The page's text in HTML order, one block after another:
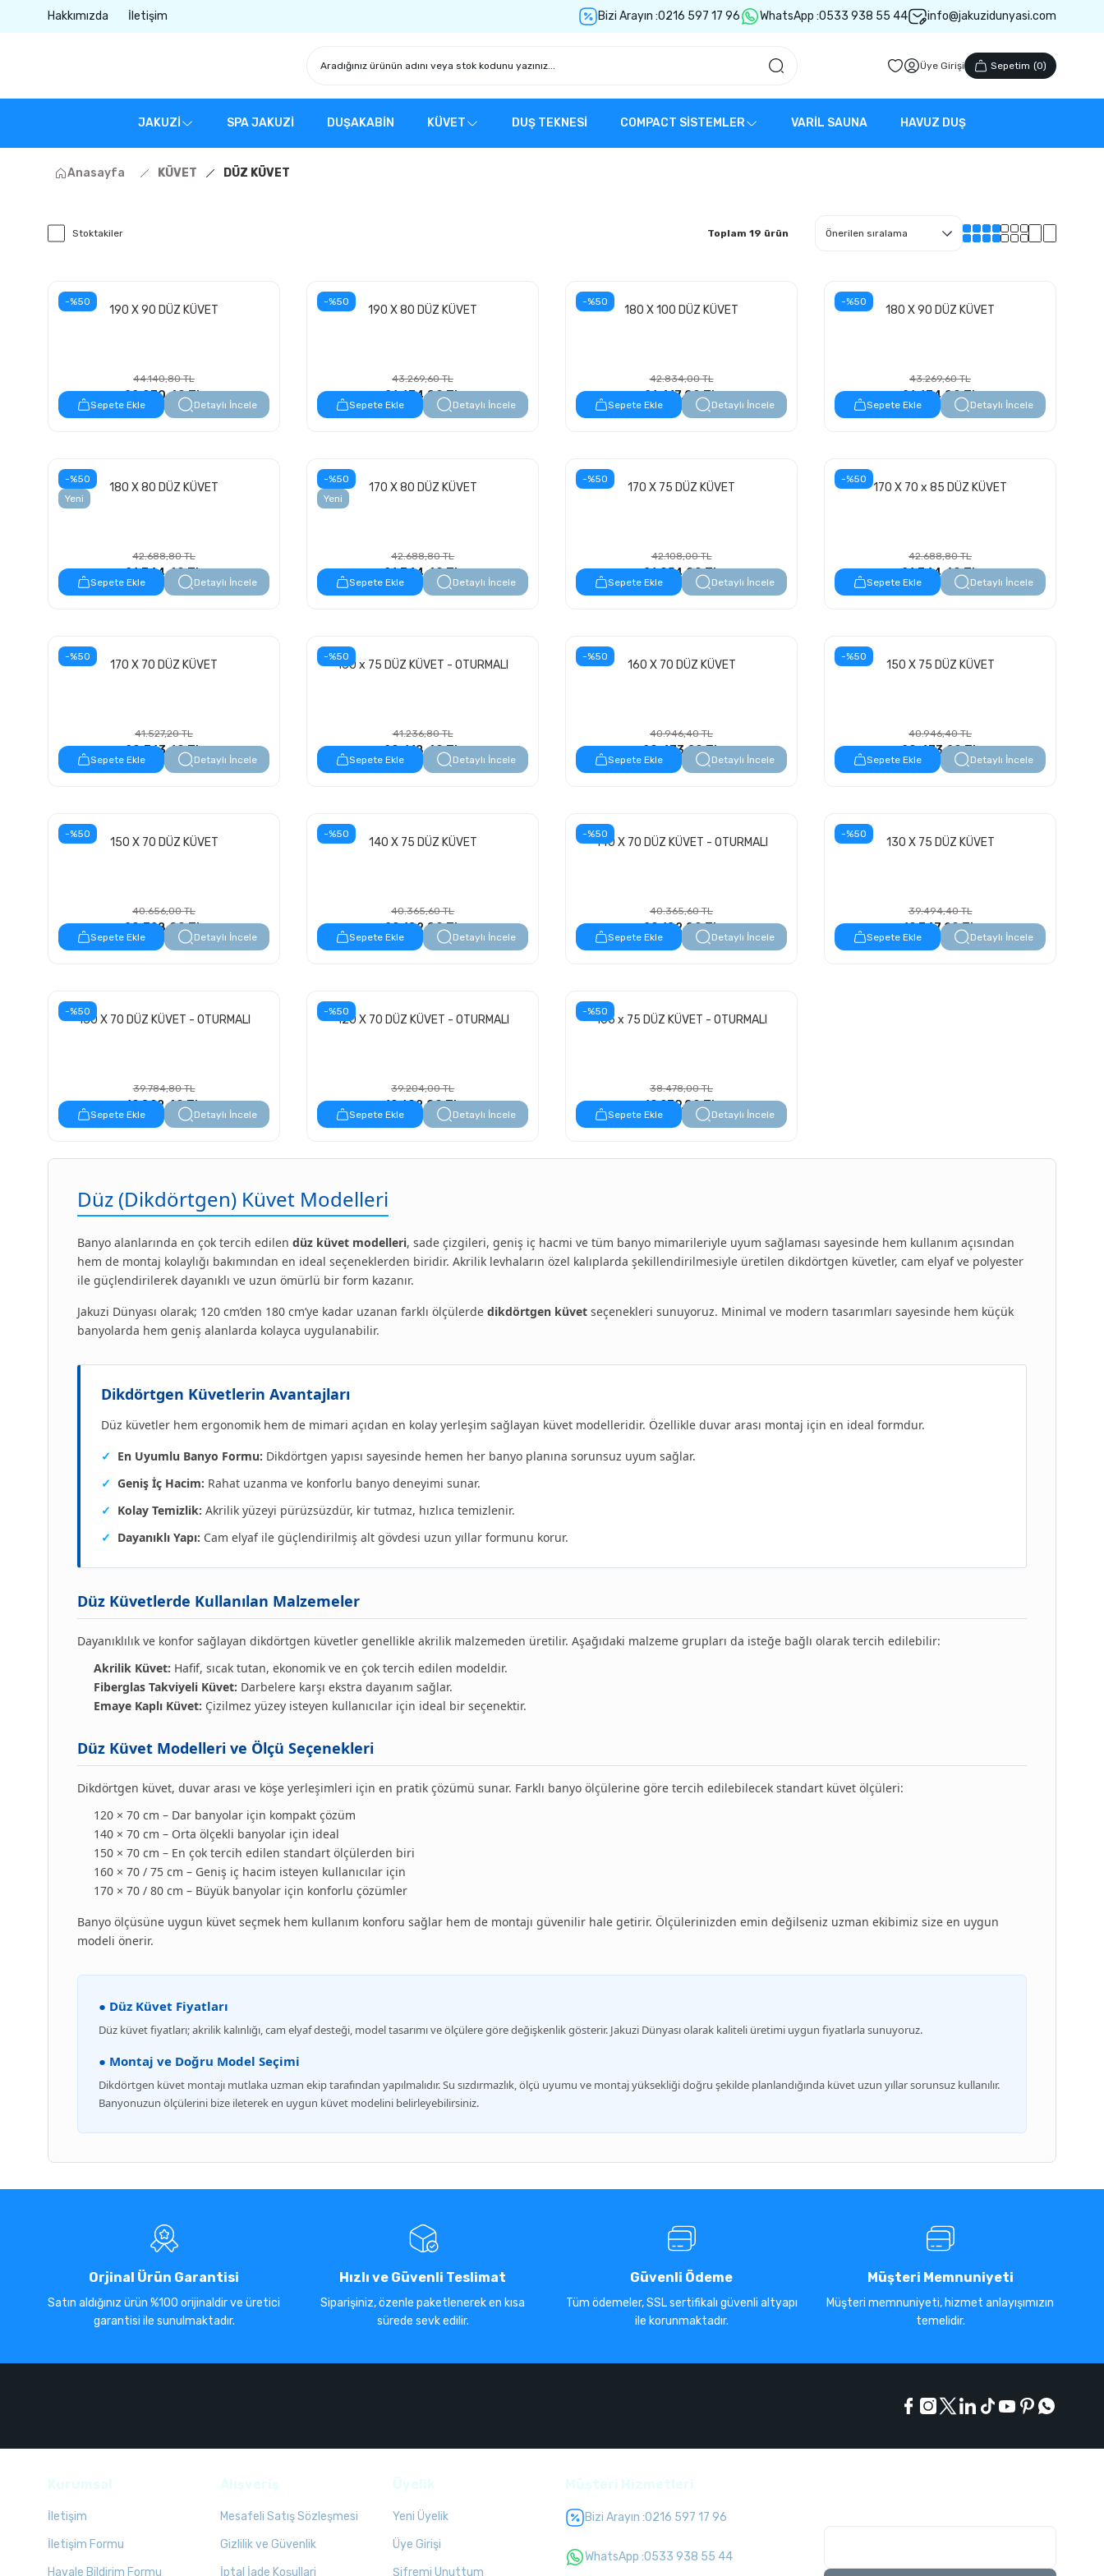
Hakkımızda İletişim Bizi Arayın :0216 597 17 96 WhatsApp :0533 938 55 44 info@jakuzidunyasi.com
Üye Girişi Sepetim (0)
JAKUZİ SPA JAKUZİ DUŞAKABİN KÜVET DUŞ TEKNESİ COMPACT SİSTEMLER VARİL SAUNA HAVUZ DUŞ
Anasayfa KÜVET DÜZ KÜVET
Stoktakiler Toplam 19 ürün
-%50
190 X 90 DÜZ KÜVET
44.140,80 TL
22.070,40 TL
Sepete Ekle Detaylı İncele
-%50
190 X 80 DÜZ KÜVET
43.269,60 TL
21.634,80 TL
Sepete Ekle Detaylı İncele
-%50
180 X 100 DÜZ KÜVET
42.834,00 TL
21.417,00 TL
Sepete Ekle Detaylı İncele
-%50
180 X 90 DÜZ KÜVET
43.269,60 TL
21.634,80 TL
Sepete Ekle Detaylı İncele
-%50
Yeni
180 X 80 DÜZ KÜVET
42.688,80 TL
21.344,40 TL
Sepete Ekle Detaylı İncele
-%50
Yeni
170 X 80 DÜZ KÜVET
42.688,80 TL
21.344,40 TL
Sepete Ekle Detaylı İncele
-%50
170 X 75 DÜZ KÜVET
42.108,00 TL
21.054,00 TL
Sepete Ekle Detaylı İncele
-%50
170 X 70 x 85 DÜZ KÜVET
42.688,80 TL
21.344,40 TL
Sepete Ekle Detaylı İncele
-%50
170 X 70 DÜZ KÜVET
41.527,20 TL
20.763,60 TL
Sepete Ekle Detaylı İncele
-%50
160 x 75 DÜZ KÜVET - OTURMALI
41.236,80 TL
20.618,40 TL
Sepete Ekle Detaylı İncele
-%50
160 X 70 DÜZ KÜVET
40.946,40 TL
20.473,20 TL
Sepete Ekle Detaylı İncele
-%50
150 X 75 DÜZ KÜVET
40.946,40 TL
20.473,20 TL
Sepete Ekle Detaylı İncele
-%50
150 X 70 DÜZ KÜVET
40.656,00 TL
20.328,00 TL
Sepete Ekle Detaylı İncele
-%50
140 X 75 DÜZ KÜVET
40.365,60 TL
20.182,80 TL
Sepete Ekle Detaylı İncele
-%50
140 X 70 DÜZ KÜVET - OTURMALI
40.365,60 TL
20.182,80 TL
Sepete Ekle Detaylı İncele
-%50
130 X 75 DÜZ KÜVET
39.494,40 TL
19.747,20 TL
Sepete Ekle Detaylı İncele
-%50
130 X 70 DÜZ KÜVET - OTURMALI
39.784,80 TL
19.892,40 TL
Sepete Ekle Detaylı İncele
-%50
120 X 70 DÜZ KÜVET - OTURMALI
39.204,00 TL
19.602,00 TL
Sepete Ekle Detaylı İncele
-%50
105 x 75 DÜZ KÜVET - OTURMALI
38.478,00 TL
19.239,00 TL
Sepete Ekle Detaylı İncele
Düz (Dikdörtgen) Küvet Modelleri
Banyo alanlarında en çok tercih edilen düz küvet modelleri, sade çizgileri, geniş iç hacmi ve tüm banyo mimarileriyle uyum sağlaması sayesinde hem kullanım açısından
hem de montaj kolaylığı bakımından en ideal seçeneklerden biridir. Akrilik levhaların özel kalıplarda şekillendirilmesiyle üretilen dikdörtgen küvetler, cam elyaf ve polyester
ile güçlendirilerek dayanıklı ve uzun ömürlü bir form kazanır.
Jakuzi Dünyası olarak; 120 cm’den 180 cm’ye kadar uzanan farklı ölçülerde dikdörtgen küvet seçenekleri sunuyoruz. Minimal ve modern tasarımları sayesinde hem küçük
banyolarda hem geniş alanlarda kolayca uygulanabilir.
Dikdörtgen Küvetlerin Avantajları
Düz küvetler hem ergonomik hem de mimari açıdan en kolay yerleşim sağlayan küvet modelleridir. Özellikle duvar arası montaj için en ideal formdur.
✓ En Uyumlu Banyo Formu: Dikdörtgen yapısı sayesinde hemen her banyo planına sorunsuz uyum sağlar.
✓ Geniş İç Hacim: Rahat uzanma ve konforlu banyo deneyimi sunar.
✓ Kolay Temizlik: Akrilik yüzeyi pürüzsüzdür, kir tutmaz, hızlıca temizlenir.
✓ Dayanıklı Yapı: Cam elyaf ile güçlendirilmiş alt gövdesi uzun yıllar formunu korur.
Düz Küvetlerde Kullanılan Malzemeler
Dayanıklılık ve konfor sağlayan dikdörtgen küvetler genellikle akrilik malzemeden üretilir. Aşağıdaki malzeme grupları da isteğe bağlı olarak tercih edilebilir:
Akrilik Küvet: Hafif, sıcak tutan, ekonomik ve en çok tercih edilen modeldir.
Fiberglas Takviyeli Küvet: Darbelere karşı ekstra dayanım sağlar.
Emaye Kaplı Küvet: Çizilmez yüzey isteyen kullanıcılar için ideal bir seçenektir.
Düz Küvet Modelleri ve Ölçü Seçenekleri
Dikdörtgen küvet, duvar arası ve köşe yerleşimleri için en pratik çözümü sunar. Farklı banyo ölçülerine göre tercih edilebilecek standart küvet ölçüleri:
120 × 70 cm – Dar banyolar için kompakt çözüm
140 × 70 cm – Orta ölçekli banyolar için ideal
150 × 70 cm – En çok tercih edilen standart ölçülerden biri
160 × 70 / 75 cm – Geniş iç hacim isteyen kullanıcılar için
170 × 70 / 80 cm – Büyük banyolar için konforlu çözümler
Banyo ölçüsüne uygun küvet seçmek hem kullanım konforu sağlar hem de montajı güvenilir hale getirir. Ölçülerinizden emin değilseniz uzman ekibimiz size en uygun
modeli önerir.
● Düz Küvet Fiyatları
Düz küvet fiyatları; akrilik kalınlığı, cam elyaf desteği, model tasarımı ve ölçülere göre değişkenlik gösterir. Jakuzi Dünyası olarak kaliteli üretimi uygun fiyatlarla sunuyoruz.
● Montaj ve Doğru Model Seçimi
Dikdörtgen küvet montajı mutlaka uzman ekip tarafından yapılmalıdır. Su sızdırmazlık, ölçü uyumu ve montaj yüksekliği doğru şekilde planlandığında küvet uzun yıllar sorunsuz kullanılır.
Banyonuzun ölçülerini bize ileterek en uygun küvet modelini belirleyebilirsiniz.
Orjinal Ürün Garantisi
Satın aldığınız ürün %100 orijinaldir ve üretici
garantisi ile sunulmaktadır.
Hızlı ve Güvenli Teslimat
Siparişiniz, özenle paketlenerek en kısa
sürede sevk edilir.
Güvenli Ödeme
Tüm ödemeler, SSL sertifikalı güvenli altyapı
ile korunmaktadır.
Müşteri Memnuniyeti
Müşteri memnuniyeti, hizmet anlayışımızın
temelidir.
İletişim
İletişim Formu
Havale Bildirim Formu
Mesafeli Satış Sözleşmesi
Gizlilik ve Güvenlik
İptal İade Koşullari
Yeni Üyelik
Üye Girişi
Şifremi Unuttum
Bizi Arayın :0216 597 17 96
WhatsApp :0533 938 55 44